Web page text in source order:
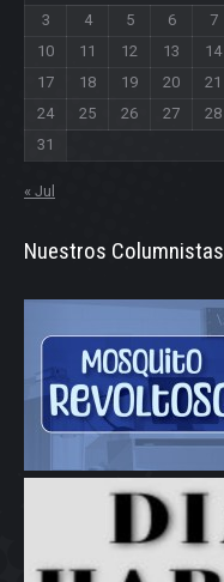
3
4 5 6 7
10
11 12 13 14
17
18 19 20 21
24
25 26 27 28
31
« Jul
Nuestros Columnistas